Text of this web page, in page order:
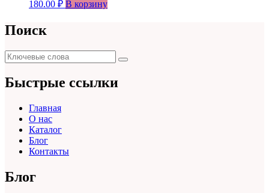
180.00 ₽ В корзину
Поиск
Поиск
для:
Поиск
Быстрые ссылки
Главная
О нас
Каталог
Блог
Контакты
Блог